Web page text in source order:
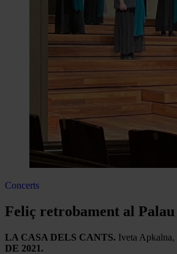
Concerts
Feliç retrobament al Palau
LA CASA DELS CANTS. Iveta Apkalna,
DE 2021.